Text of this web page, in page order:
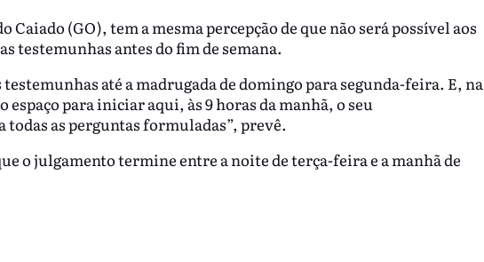
(GO), tem a mesma percepção de que não será possível aos
testemunhas antes do fim de semana.
até a madrugada de domingo para segunda-feira. E, na
espaço para iniciar aqui, às 9 horas da manhã, o seu
todas as perguntas formuladas”, prevê.
o julgamento termine entre a noite de terça-feira e a manhã de